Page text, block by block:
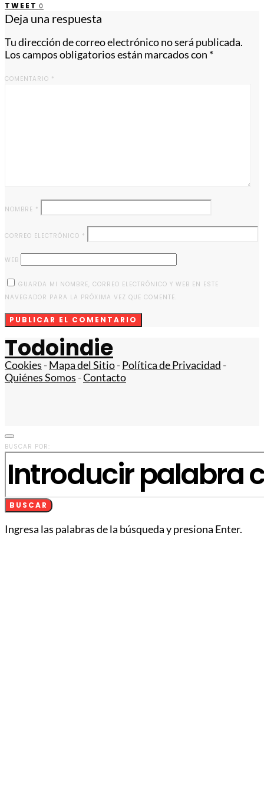
TWEET 0
Deja una respuesta
Tu dirección de correo electrónico no será publicada.
Los campos obligatorios están marcados con *
COMENTARIO *
NOMBRE *
CORREO ELECTRÓNICO *
WEB
GUARDA MI NOMBRE, CORREO ELECTRÓNICO Y WEB EN ESTE
NAVEGADOR PARA LA PRÓXIMA VEZ QUE COMENTE.
Todoindie
Cookies -Mapa del Sitio-Política de Privacidad -
Quiénes Somos -Contacto
BUSCAR POR:
BUSCAR
Ingresa las palabras de la búsqueda y presiona Enter.